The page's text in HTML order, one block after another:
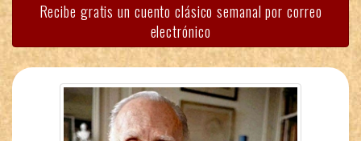
Recibe gratis un cuento clásico semanal por correo
electrónico